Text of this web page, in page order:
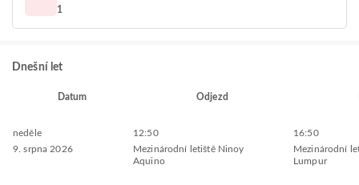
1
Dnešní let
Datum Odjezd
neděle
9. srpna 2026
12:50
Mezinárodní letiště Ninoy
Aquino
16:50
Mezinárodní
Lumpur